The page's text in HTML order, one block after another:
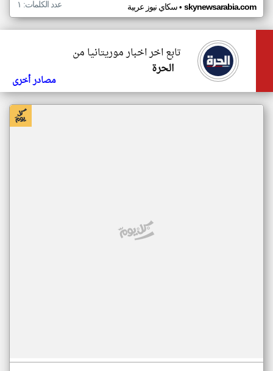
سكاي نيوز عربية• skynewsarabia.com عدد الكلمات: ١
تابع اخر اخبار موريتانيا من
الحرة
مصادر أخرى